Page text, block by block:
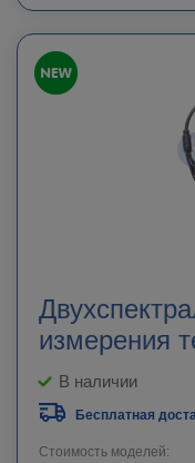
измерения
В наличии
Бесплатная
Стоимость моделей: